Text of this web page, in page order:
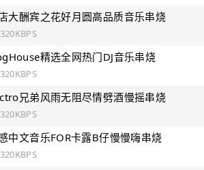
大酬宾之花好月圆高品质音乐串烧
320KBPS
精选全网热门DJ音乐串烧
320KBPS
兄弟风雨无阻尽情劈酒慢摇串烧
320KBPS
中文音乐FOR卡露B仔慢慢嗨串烧
320KBPS